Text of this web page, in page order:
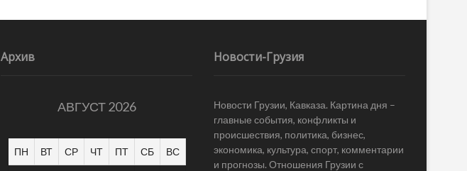
Архив
АВГУСТ 2026
ПН ВТ СР ЧТ ПТ СБ ВС
Новости-Грузия
Новости Грузии, Кавказа. Картина дня –
главные события, конфликты и
происшествия, политика, бизнес,
экономика, культура, спорт, комментарии
и прогнозы. Отношения Грузии с